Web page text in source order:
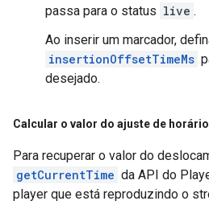
passa para o status live .
Ao inserir um marcador,
insertionOffsetTimeMs
desejado.
Calcular o valor do ajuste de horário
Para recuperar o valor do
getCurrentTime da API do
player que está reproduzindo o